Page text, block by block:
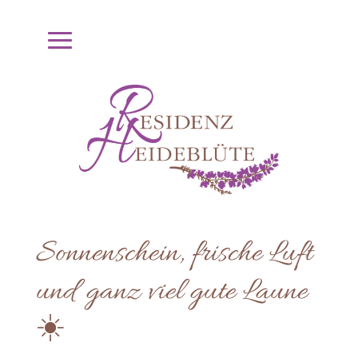
Sonnenschein, frische Luft
und ganz viel gute Laune
☀️